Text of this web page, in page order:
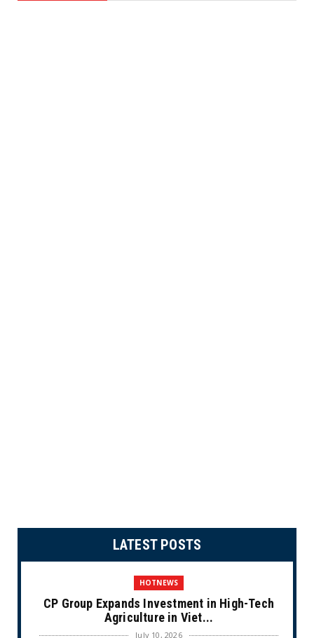
LATEST POSTS
HOTNEWS
CP Group Expands Investment in High-Tech
Agriculture in Viet...
July 10, 2026